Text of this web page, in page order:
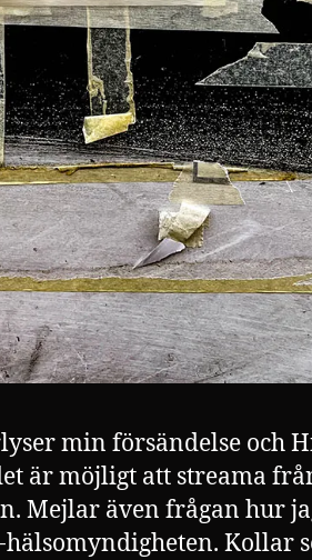
min försändelse och
är möjligt att streama
Mejlar även frågan hur
Kollar